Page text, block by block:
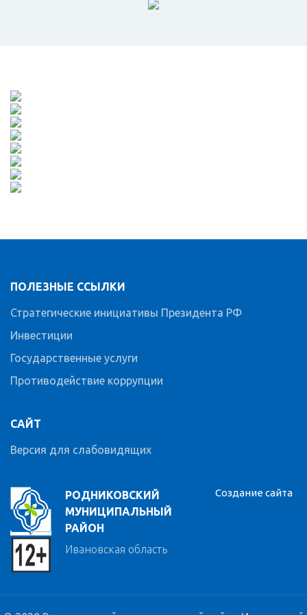
РОДНИКОВСКИЙ
МУНИЦИПАЛЬНЫЙ
РАЙОН
Ивановская область
ПОЛЕЗНЫЕ ССЫЛКИ
Стратегические инициативы Президента РФ
Инвестиции
Государственные услуги
Противодействие коррупции
САЙТ
Версия для слабовидящих
Создание сайта